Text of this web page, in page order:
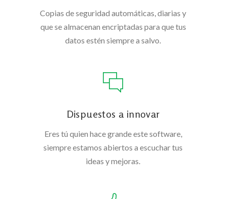
Copias de seguridad automáticas, diarias y
que se almacenan encriptadas para que tus
datos estén siempre a salvo.
Dispuestos a innovar
Eres tú quien hace grande este software,
siempre estamos abiertos a escuchar tus
ideas y mejoras.